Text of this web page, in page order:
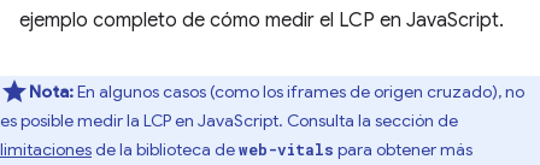
ejemplo completo de cómo medir el LCP en JavaScript.
Nota:En algunos casos (como los iframes de origen cruzado), no
es posible medir la LCP en JavaScript. Consulta la sección de
limitacionesde la biblioteca deweb-vitals para obtener más